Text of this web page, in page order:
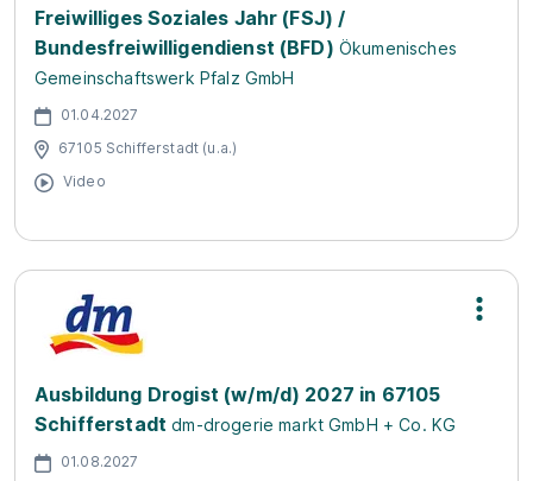
Freiwilliges Soziales Jahr (FSJ) /
Bundesfreiwilligendienst (BFD) Ökumenisches
Gemeinschaftswerk Pfalz GmbH
01.04.2027
67105 Schifferstadt (u.a.)
Video
Ausbildung Drogist (w/m/d) 2027 in 67105
Schifferstadt dm-drogerie markt GmbH + Co. KG
01.08.2027